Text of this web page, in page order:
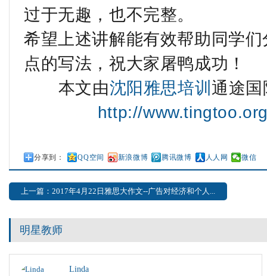
过于无趣，也不完整。
希望上述讲解能有效帮助同学
点的写法，祝大家屠鸭成功！
本文由沈阳雅思培训 通途
http://
分享到： QQ空间 新浪微博 腾讯微博 人人网 微信
上一篇：2017年4月22日雅思大作文--广告对经济和个人...
明星教师
Linda